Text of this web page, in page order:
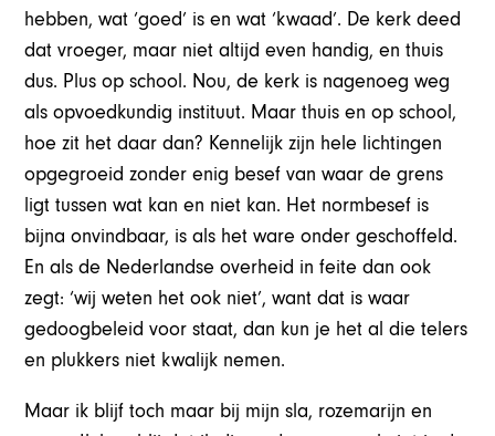
hebben, wat ‘goed’ is en wat ‘kwaad’. De kerk deed
dat vroeger, maar niet altijd even handig, en thuis
dus. Plus op school. Nou, de kerk is nagenoeg weg
als opvoedkundig instituut. Maar thuis en op school,
hoe zit het daar dan? Kennelijk zijn hele lichtingen
opgegroeid zonder enig besef van waar de grens
ligt tussen wat kan en niet kan. Het normbesef is
bijna onvindbaar, is als het ware onder geschoffeld.
En als de Nederlandse overheid in feite dan ook
zegt: ‘wij weten het ook niet’, want dat is waar
gedoogbeleid voor staat, dan kun je het al die telers
en plukkers niet kwalijk nemen.
Maar ik blijf toch maar bij mijn sla, rozemarijn en